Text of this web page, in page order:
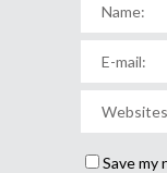
Save my